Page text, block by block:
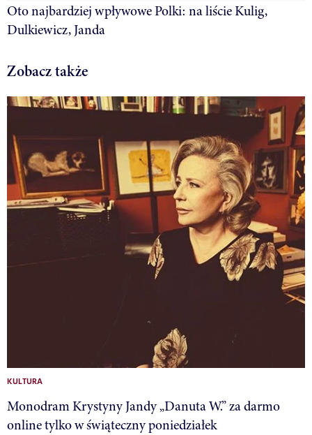
Oto najbardziej wpływowe Polki: na liście Kulig,
Dulkiewicz, Janda
Zobacz także
KULTURA
Monodram Krystyny Jandy „Danuta W.” za darmo
online tylko w świąteczny poniedziałek